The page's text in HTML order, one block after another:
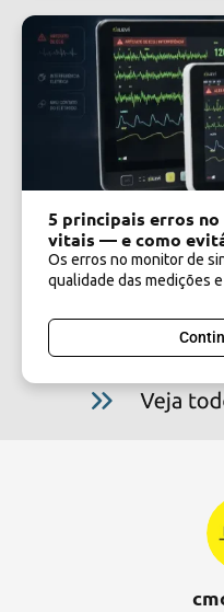
5 principais erros
vitais — e como
Os erros no monitor de
qualidade das medições